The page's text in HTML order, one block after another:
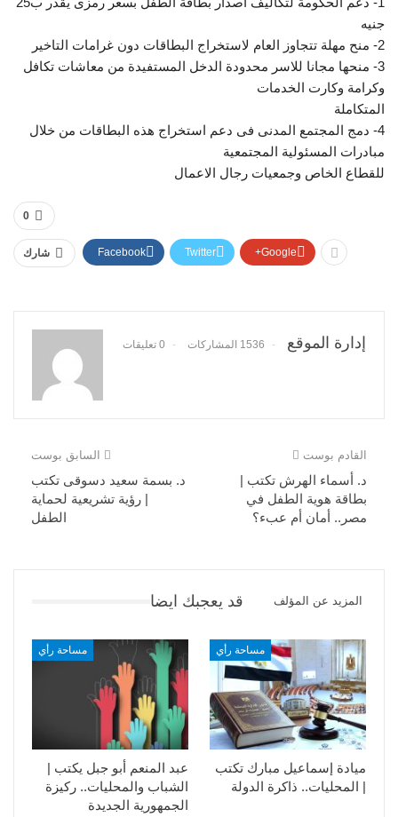
جنيه
2- منح مهلة تتجاوز العام لاستخراج البطاقات دون غرامات التاخير
3- منحها مجانا للاسر محدودة الدخل المستفيدة من معاشات تكافل
وكرامة وكارت الخدمات
المتكاملة
4- دمج المجتمع المدنى فى دعم استخراج هذه البطاقات من خلال
مبادرات المسئولية المجتمعية
للقطاع الخاص وجمعيات رجال الاعمال
0
شارك Facebook Twitter Google+
إدارة الموقع 1536 المشاركات 0 تعليقات
السابق بوست
د. بسمة سعيد دسوقى تكتب
| رؤية تشريعية لحماية
الطفل
القادم بوست
د. أسماء الهرش تكتب |
بطاقة هوية الطفل في
مصر.. أمان أم عبء؟
قد يعجبك ايضا المزيد عن المؤلف
مساحة رأي
عبد المنعم أبو جبل يكتب |
الشباب والمحليات.. ركيزة
الجمهورية الجديدة
مساحة رأي
ميادة إسماعيل مبارك تكتب
| المحليات.. ذاكرة الدولة